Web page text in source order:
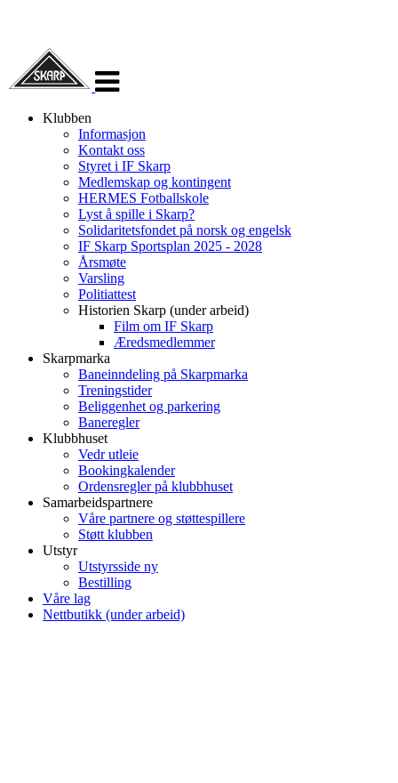
navigasjon
Klubben
Informasjon
Kontakt oss
Styret i IF Skarp
Medlemskap og kontingent
HERMES Fotballskole
Lyst å spille i Skarp?
Solidaritetsfondet på norsk og engelsk
IF Skarp Sportsplan 2025 - 2028
Årsmøte
Varsling
Politiattest
Historien Skarp (under arbeid)
Film om IF Skarp
Æredsmedlemmer
Skarpmarka
Baneinndeling på Skarpmarka
Treningstider
Beliggenhet og parkering
Baneregler
Klubbhuset
Vedr utleie
Bookingkalender
Ordensregler på klubbhuset
Samarbeidspartnere
Våre partnere og støttespillere
Støtt klubben
Utstyr
Utstyrsside ny
Bestilling
Våre lag
Nettbutikk (under arbeid)